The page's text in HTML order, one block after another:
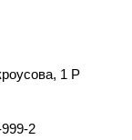
1 Р
2